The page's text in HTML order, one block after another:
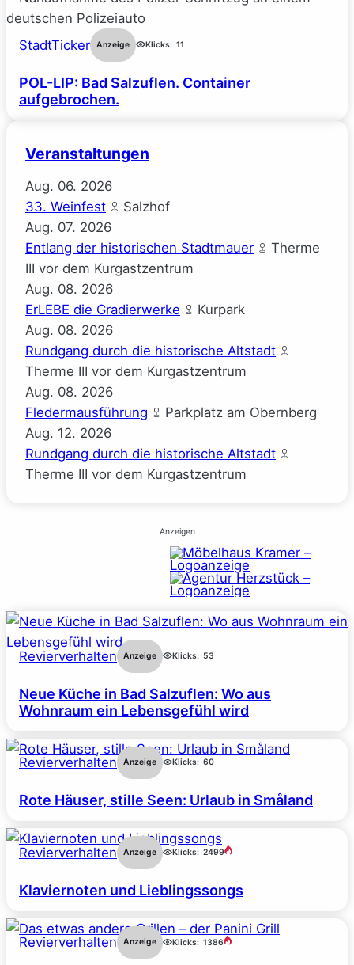
StadtTicker Anzeige Klicks: 11
POL-LIP: Bad Salzuflen. Container
aufgebrochen.
Veranstaltungen
Aug. 06. 2026
33. Weinfest
Salzhof
Aug. 07. 2026
Entlang der historischen Stadtmauer
Therme
III vor dem Kurgastzentrum
Aug. 08. 2026
ErLEBE die Gradierwerke
Kurpark
Aug. 08. 2026
Rundgang durch die historische Altstadt
Therme III vor dem Kurgastzentrum
Aug. 08. 2026
Fledermausführung
Parkplatz am Obernberg
Aug. 12. 2026
Rundgang durch die historische Altstadt
Therme III vor dem Kurgastzentrum
Anzeigen
Revierverhalten Anzeige Klicks: 53
Neue Küche in Bad Salzuflen: Wo aus
Wohnraum ein Lebensgefühl wird
Revierverhalten Anzeige Klicks: 60
Rote Häuser, stille Seen: Urlaub in Småland
Revierverhalten Anzeige Klicks: 2499
Klaviernoten und Lieblingssongs
Revierverhalten Anzeige Klicks: 1386